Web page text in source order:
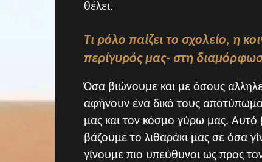
θέλει.
Τι ρόλο παίζει το σχολείο, η
περίγυρός μας- στη
Όσα βιώνουμε και με όσους
αφήνουν ένα δικό τους
μας και τον κόσμο γύρω μας. Αυτό
βάζουμε το λιθαράκι μας σε όσα
γίνουμε πιο υπεύθυνοι ως προς